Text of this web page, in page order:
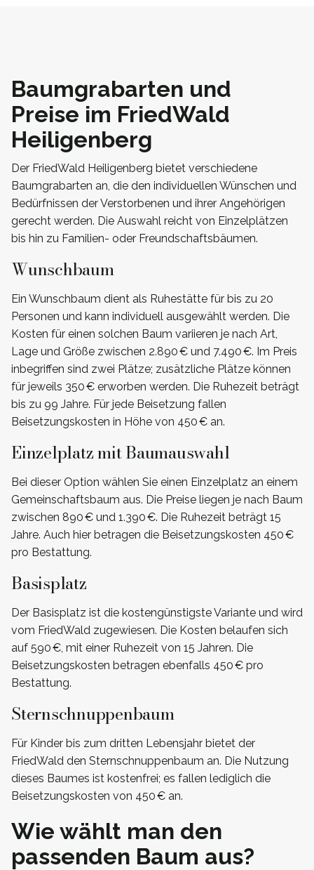
Baumgrabarten und
Preise im FriedWald
Heiligenberg
Der FriedWald Heiligenberg bietet verschiedene
Baumgrabarten an, die den individuellen Wünschen und
Bedürfnissen der Verstorbenen und ihrer Angehörigen
gerecht werden. Die Auswahl reicht von Einzelplätzen
bis hin zu Familien- oder Freundschaftsbäumen.
Wunschbaum
Ein Wunschbaum dient als Ruhestätte für bis zu 20
Personen und kann individuell ausgewählt werden. Die
Kosten für einen solchen Baum variieren je nach Art,
Lage und Größe zwischen 2.890 € und 7.490 €. Im Preis
inbegriffen sind zwei Plätze; zusätzliche Plätze können
für jeweils 350 € erworben werden. Die Ruhezeit beträgt
bis zu 99 Jahre. Für jede Beisetzung fallen
Beisetzungskosten in Höhe von 450 € an.
Einzelplatz mit Baumauswahl
Bei dieser Option wählen Sie einen Einzelplatz an einem
Gemeinschaftsbaum aus. Die Preise liegen je nach Baum
zwischen 890 € und 1.390 €. Die Ruhezeit beträgt 15
Jahre. Auch hier betragen die Beisetzungskosten 450 €
pro Bestattung.
Basisplatz
Der Basisplatz ist die kostengünstigste Variante und wird
vom FriedWald zugewiesen. Die Kosten belaufen sich
auf 590 €, mit einer Ruhezeit von 15 Jahren. Die
Beisetzungskosten betragen ebenfalls 450 € pro
Bestattung.
Sternschnuppenbaum
Für Kinder bis zum dritten Lebensjahr bietet der
FriedWald den Sternschnuppenbaum an. Die Nutzung
dieses Baumes ist kostenfrei; es fallen lediglich die
Beisetzungskosten von 450 € an.
Wie wählt man den
passenden Baum aus?